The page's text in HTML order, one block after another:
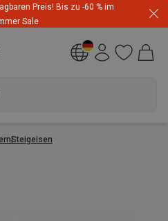
Preis! Bis zu -60 % im
Sale
Steigeisen